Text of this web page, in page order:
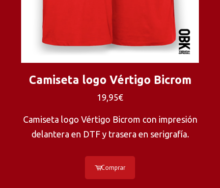
Camiseta logo Vértigo Bicrom
19,95€
Camiseta logo Vértigo Bicrom con impresión
delantera en DTF y trasera en serigrafía.
Comprar